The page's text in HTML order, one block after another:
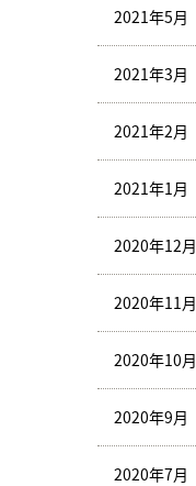
2021年5月
2021年3月
2021年2月
2021年1月
2020年12月
2020年11月
2020年10月
2020年9月
2020年7月